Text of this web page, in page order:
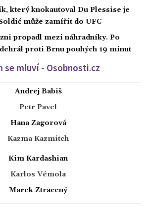
který knokautoval Du Plessise je
může zamířit do UFC
propadl mezi náhradníky. Po
proti Brnu pouhých 19 minut
se mluví - Osobnosti.cz
Andrej Babiš
Petr Pavel
Hana Zagorová
Kazma Kazmitch
Kim Kardashian
Karlos Vémola
Marek Ztracený